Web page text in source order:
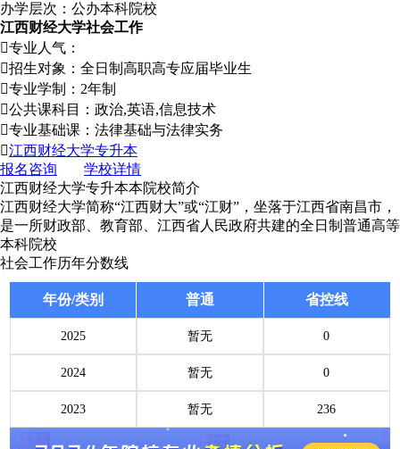
办学层次：公办本科院校
江西财经大学社会工作
专业人气：
招生对象：全日制高职高专应届毕业生
专业学制：2年制
公共课科目：政治,英语,信息技术
专业基础课：法律基础与法律实务
江西财经大学专升本
报名咨询
学校详情
江西财经大学专升本本院校简介
江西财经大学简称“江西财大”或“江财”，坐落于江西省南昌市，
是一所财政部、教育部、江西省人民政府共建的全日制普通高等
本科院校
社会工作历年分数线
年份/类别 普通 省控线
2025 暂无 0
2024 暂无 0
2023 暂无 236